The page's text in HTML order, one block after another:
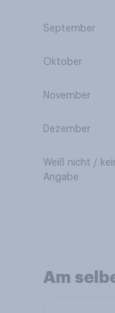
September
Oktober
November
Dezember
Weiß nicht /
Angabe
Am